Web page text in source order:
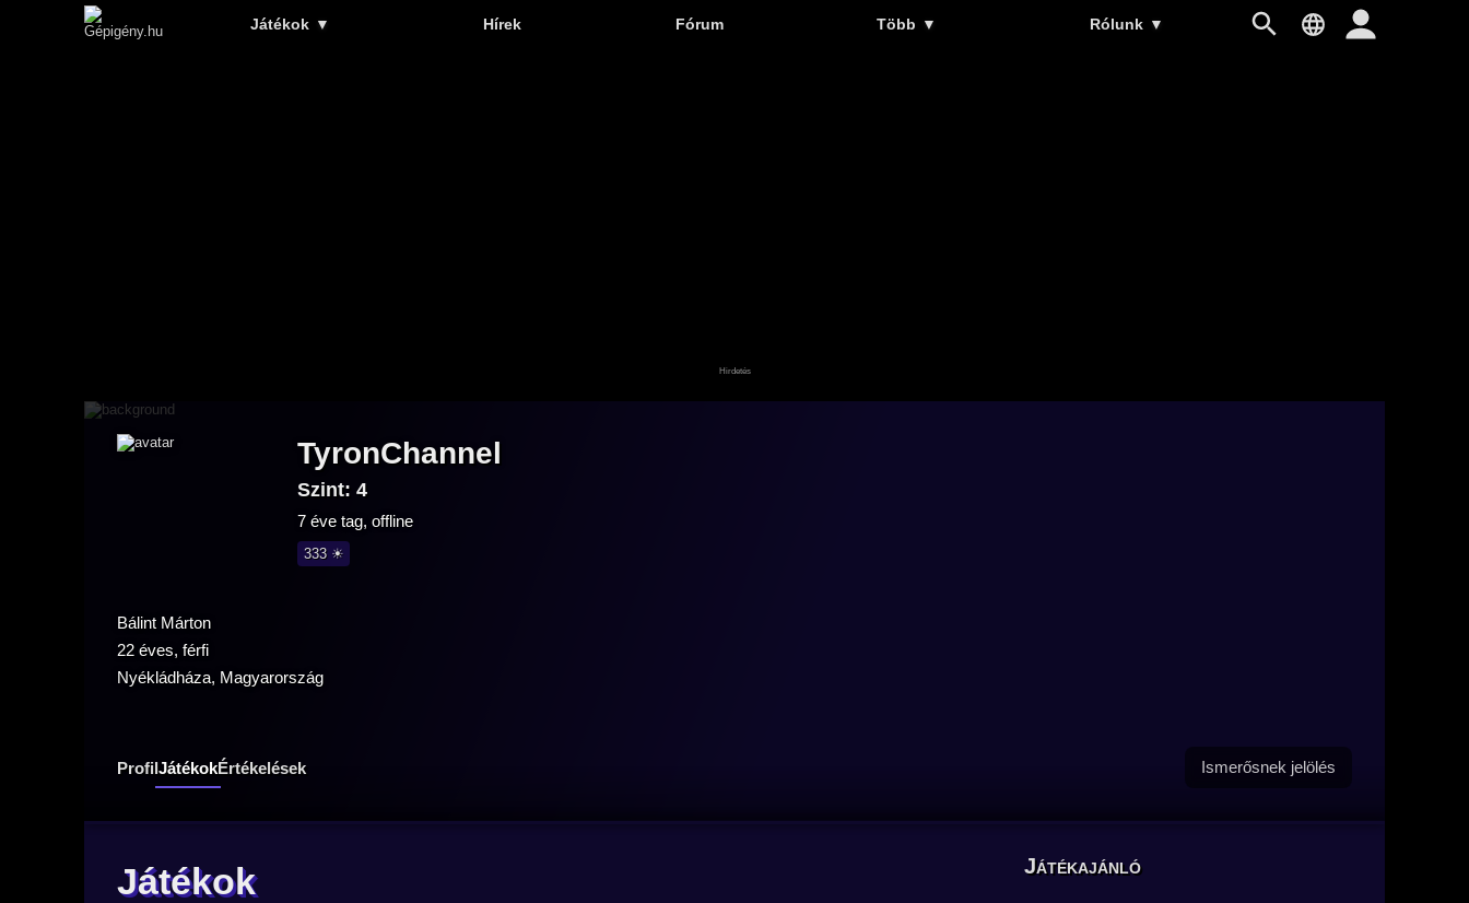
Játékok ▼ Hírek Fórum Több ▼ Rólunk ▼
TyronChannel
Szint: 4
7 éve tag, offline
333 ☀
Bálint Márton
22 éves, férfi
Nyékládháza, Magyarország
ProfilJátékokÉrtékelések Ismerősnek jelölés
Játékok Játékajánló